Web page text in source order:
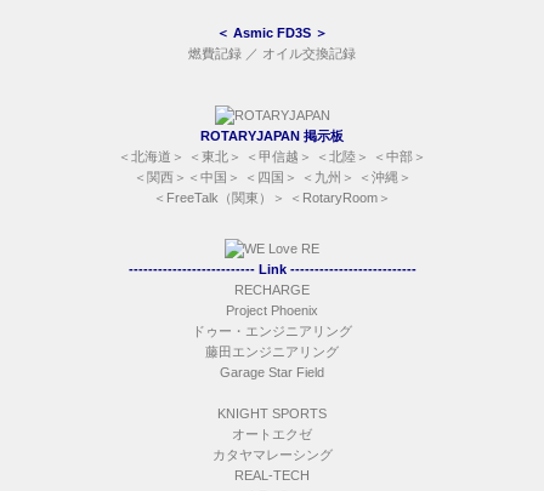
＜ Asmic FD3S ＞
燃費記録 ／ オイル交換記録
ROTARYJAPAN 掲示板
＜ 北海道 ＞ ＜ 東北 ＞ ＜ 甲信越 ＞ ＜ 北陸 ＞ ＜ 中部 ＞
＜ 関西 ＞＜ 中国 ＞ ＜ 四国 ＞ ＜ 九州 ＞ ＜ 沖縄 ＞
＜ FreeTalk（関東） ＞ ＜ RotaryRoom ＞
-------------------------- Link --------------------------
RECHARGE
Project Phoenix
ドゥー・エンジニアリング
藤田エンジニアリング
Garage Star Field
KNIGHT SPORTS
オートエクゼ
カタヤマレーシング
REAL-TECH